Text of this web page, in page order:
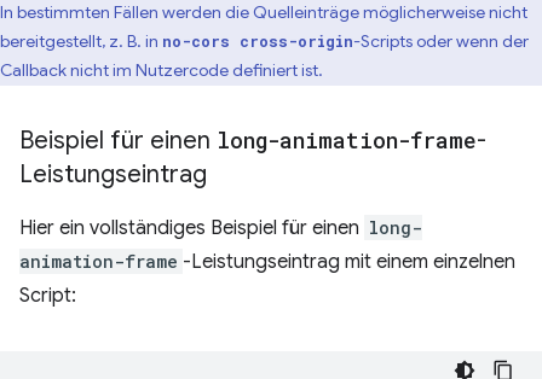
In bestimmten Fällen werden die Quelleinträge möglicherweise nicht
bereitgestellt, z. B. in no-cors cross-origin-Scripts oder wenn der
Callback nicht im Nutzercode definiert ist.
Beispiel für einen long-animation-frame-
Leistungseintrag
Hier ein vollständiges Beispiel für einen long-
animation-frame -Leistungseintrag mit einem einzelnen
Script: